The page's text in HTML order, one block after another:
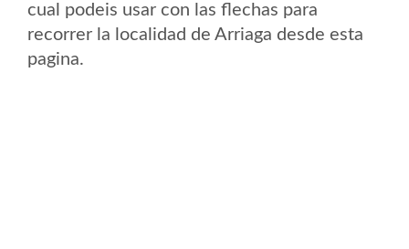
cual podeis usar con las flechas para
recorrer la localidad de Arriaga desde esta
pagina.